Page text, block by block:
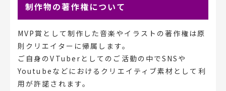
制作物の著作権について
MVP賞として制作した音楽やイラストの著作権は原
則クリエイターに帰属します。
ご自身のVTuberとしてのご活動の中でSNSや
Youtubeなどにおけるクリエイティブ素材として利
用が許諾されます。